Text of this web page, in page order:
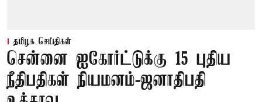
தமிழக செய்திகள்
சென்னை ஐகோர்ட்டுக்கு 15 புதிய
நீதிபதிகள் நியமனம்-ஜனாதிபதி